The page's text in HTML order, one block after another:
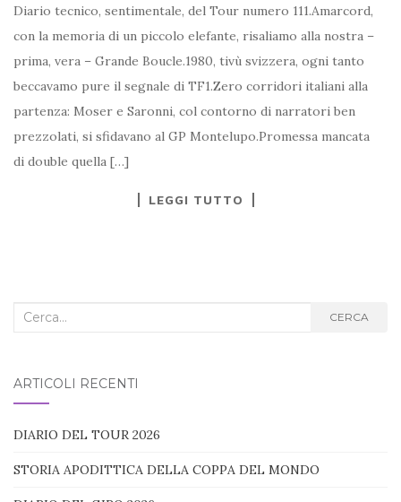
Diario tecnico, sentimentale, del Tour numero 111.Amarcord,
con la memoria di un piccolo elefante, risaliamo alla nostra –
prima, vera – Grande Boucle.1980, tivù svizzera, ogni tanto
beccavamo pure il segnale di TF1.Zero corridori italiani alla
partenza: Moser e Saronni, col contorno di narratori ben
prezzolati, si sfidavano al GP Montelupo.Promessa mancata
di double quella […]
LEGGI TUTTO
Cerca
CERCA
ARTICOLI RECENTI
DIARIO DEL TOUR 2026
STORIA APODITTICA DELLA COPPA DEL MONDO